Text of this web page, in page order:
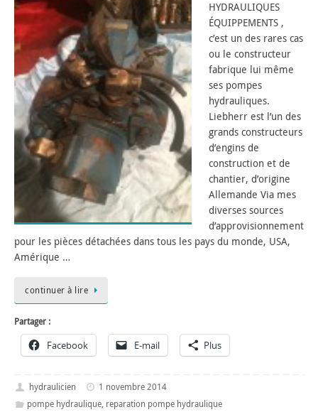
HYDRAULIQUES
ÉQUIPPEMENTS ,
c’est un des rares cas
ou le constructeur
fabrique lui même
ses pompes
hydrauliques.
Liebherr est l’un des
grands constructeurs
d’engins de
construction et de
chantier, d’origine
Allemande Via mes
diverses sources
d’approvisionnement
pour les pièces détachées dans tous les pays du monde, USA,
Amérique …
continuer à lire
Partager :
Facebook E-mail Plus
hydraulicien
1 novembre 2014
pompe hydraulique, reparation pompe hydraulique